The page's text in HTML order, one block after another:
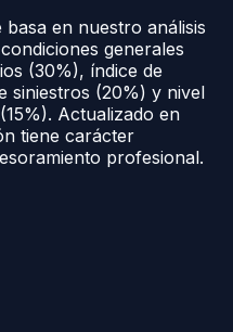
basa en nuestro análisis
generales
(30%), índice de
siniestros (20%) y nivel
Actualizado en
tiene carácter
profesional.